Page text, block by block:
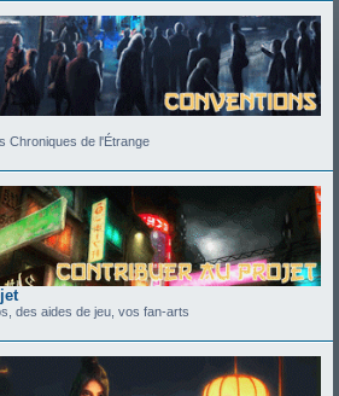
Chroniques de l'Étrange
des aides de jeu, vos fan-arts